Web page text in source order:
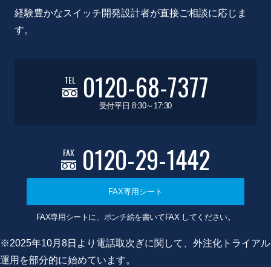
経験豊かなスイッチ開発設計者が直接ご相談に応じま
す。
TEL 0120-68-7377
受付平日 8:30～17:30
FAX 0120-29-1442
FAX専用シート
FAX専用シートに、ポンチ絵を書いてFAX してください。
※2025年10月8日より電話取次ぎに関して、外注化トライアル
運用を部分的に始めています。